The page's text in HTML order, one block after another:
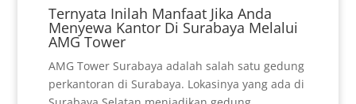
Ternyata Inilah Manfaat Jika Anda
Menyewa Kantor Di Surabaya Melalui
AMG Tower
AMG Tower Surabaya adalah salah satu gedung
perkantoran di Surabaya. Lokasinya yang ada di